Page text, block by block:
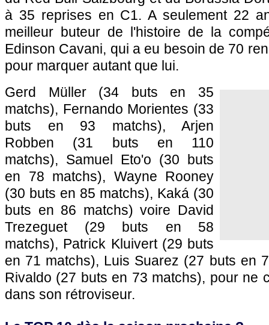
à 35 reprises en C1. A seulement 22
meilleur buteur de l'histoire de la
Edinson Cavani, qui a eu besoin de 70
pour marquer autant que lui.
Gerd Müller (34 buts en 35
matchs), Fernando Morientes (33
buts en 93 matchs), Arjen
Robben (31 buts en 110
matchs), Samuel Eto'o (30 buts
en 78 matchs), Wayne Rooney
(30 buts en 85 matchs), Kaká (30
buts en 86 matchs) voire David
Trezeguet (29 buts en 58
matchs), Patrick Kluivert (29 buts
en 71 matchs), Luis Suarez (27 buts en
Rivaldo (27 buts en 73 matchs), pour ne
dans son rétroviseur.